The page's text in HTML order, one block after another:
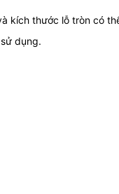
thước lỗ tròn có
dụng.